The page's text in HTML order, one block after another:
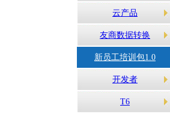
云产品
友商数据转换
新员工培训包1.0
开发者
T6